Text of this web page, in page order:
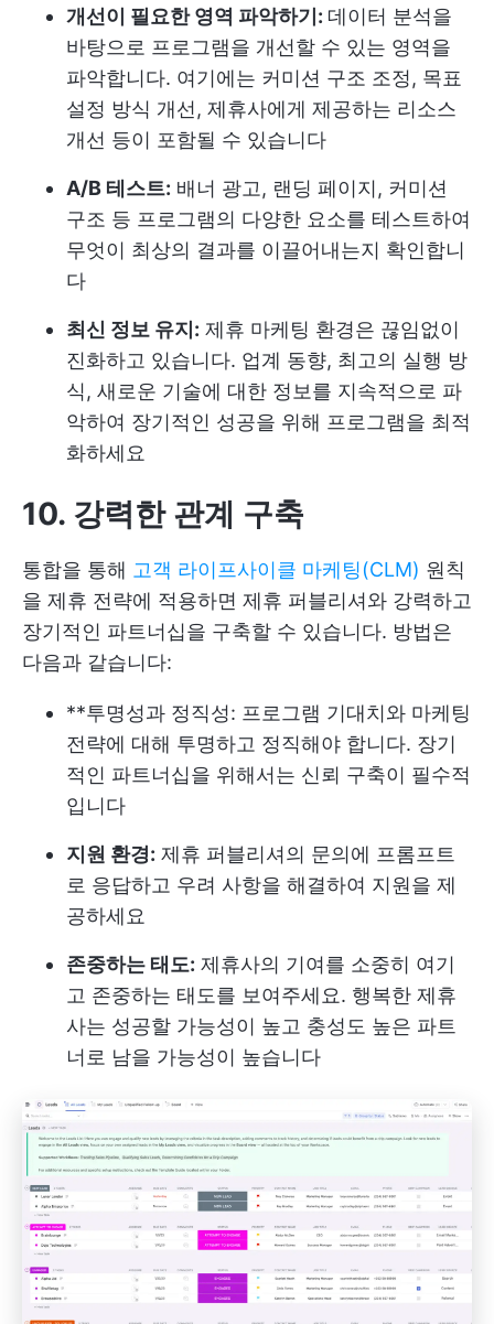
개선이 필요한 영역 파악하기: 데이터 분석을
바탕으로 프로그램을 개선할 수 있는 영역을
파악합니다. 여기에는 커미션 구조 조정, 목표
설정 방식 개선, 제휴사에게 제공하는 리소스
개선 등이 포함될 수 있습니다
A/B 테스트: 배너 광고, 랜딩 페이지, 커미션
구조 등 프로그램의 다양한 요소를 테스트하여
무엇이 최상의 결과를 이끌어내는지 확인합니
다
최신 정보 유지: 제휴 마케팅 환경은 끊임없이
진화하고 있습니다. 업계 동향, 최고의 실행 방
식, 새로운 기술에 대한 정보를 지속적으로 파
악하여 장기적인 성공을 위해 프로그램을 최적
화하세요
10. 강력한 관계 구축
통합을 통해 고객 라이프사이클 마케팅(CLM) 원칙
을 제휴 전략에 적용하면 제휴 퍼블리셔와 강력하고
장기적인 파트너십을 구축할 수 있습니다. 방법은
다음과 같습니다:
**투명성과 정직성: 프로그램 기대치와 마케팅
전략에 대해 투명하고 정직해야 합니다. 장기
적인 파트너십을 위해서는 신뢰 구축이 필수적
입니다
지원 환경: 제휴 퍼블리셔의 문의에 프롬프트
로 응답하고 우려 사항을 해결하여 지원을 제
공하세요
존중하는 태도: 제휴사의 기여를 소중히 여기
고 존중하는 태도를 보여주세요. 행복한 제휴
사는 성공할 가능성이 높고 충성도 높은 파트
너로 남을 가능성이 높습니다